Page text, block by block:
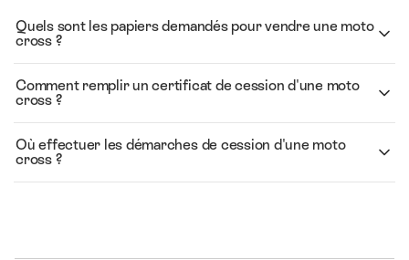
Quels sont les papiers demandés pour vendre une moto
cross ?
Comment remplir un certificat de cession d'une moto
cross ?
Où effectuer les démarches de cession d'une moto
cross ?